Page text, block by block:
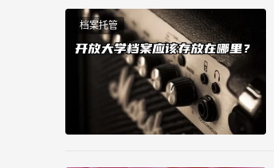
档案托管